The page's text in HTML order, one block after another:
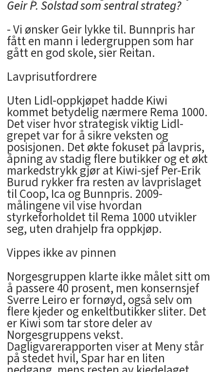
Geir P. Solstad som sentral strateg?
- Vi ønsker Geir lykke til. Bunnpris har
fått en mann i ledergruppen som har
gått en god skole, sier Reitan.
Lavprisutfordrere
Uten Lidl-oppkjøpet hadde Kiwi
kommet betydelig nærmere Rema 1000.
Det viser hvor strategisk viktig Lidl-
grepet var for å sikre veksten og
posisjonen. Det økte fokuset på lavpris,
åpning av stadig flere butikker og et økt
markedstrykk gjør at Kiwi-sjef Per-Erik
Burud rykker fra resten av lavprislaget
til Coop, Ica og Bunnpris. 2009-
målingene vil vise hvordan
styrkeforholdet til Rema 1000 utvikler
seg, uten drahjelp fra oppkjøp.
Vippes ikke av pinnen
Norgesgruppen klarte ikke målet sitt om
å passere 40 prosent, men konsernsjef
Sverre Leiro er fornøyd, også selv om
flere kjeder og enkeltbutikker sliter. Det
er Kiwi som tar store deler av
Norgesgruppens vekst.
Dagligvarerapporten viser at Meny står
på stedet hvil, Spar har en liten